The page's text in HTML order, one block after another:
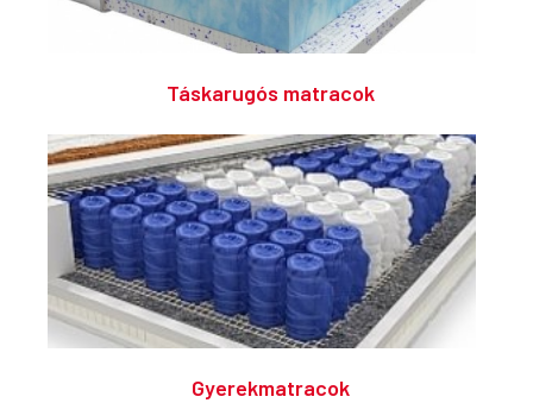
Táskarugós matracok
Gyerekmatracok